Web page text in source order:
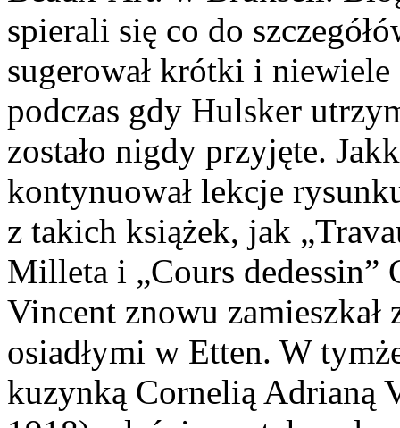
spierali się co do
sugerował krótki i
podczas gdy Hulsker
zostało nigdy przyjęte.
kontynuował lekcje
z takich książek, jak
Milleta i „Cours dedessin”
Vincent znowu
osiadłymi w Etten. W
kuzynką Cornelią Adrianą